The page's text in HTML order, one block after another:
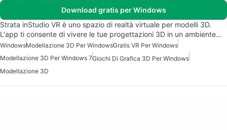
Download gratis per Windows
Strata inStudio VR è uno spazio di realtà virtuale per modelli 3D.
L'app ti consente di vivere le tue progettazioni 3D in un ambiente…
WindowsModellazione 3D Per WindowsGratis VR Per Windows
Modellazione 3D Per Windows 7Giochi Di Grafica 3D Per Windows
Modellazione 3D